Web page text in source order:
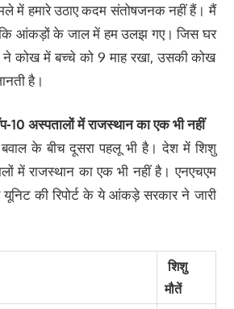
में हमारे उठाए कदम संतोषजनक नहीं हैं। मैं
आंकड़ों के जाल में हम उलझ गए। जिस घर
ने कोख में बच्चे को 9 माह रखा, उसकी कोख
है।
10 अस्पतालों में राजस्थान का एक भी नहीं
बवाल के बीच दूसरा पहलू भी है। देश में शिशु
में राजस्थान का एक भी नहीं है। एनएचएम
यूनिट की रिपोर्ट के ये आंकड़े सरकार ने जारी
शिशु
मौतें